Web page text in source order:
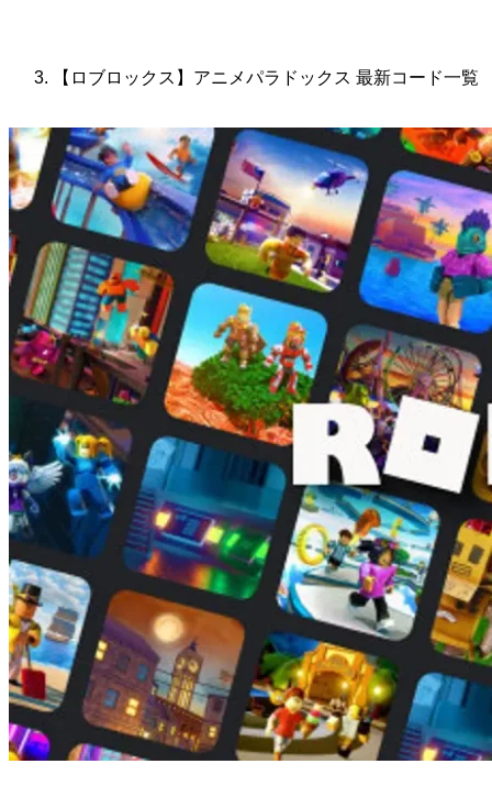
【ロブロックス】アニメパラドックス 最新コード一覧